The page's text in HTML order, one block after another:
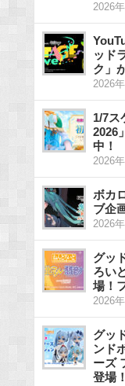
2026
ッド
ク」
2026
1/7ス
2026
中！
2026
ボカ
ブ企
2026
グッ
ろい
場！
2026
グッ
ンド
ーズ
登場